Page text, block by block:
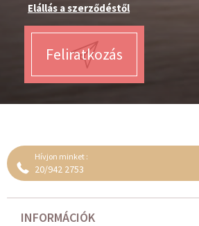
Elállás a szerződéstől
Feliratkozás
Hívjon minket :
20/942 2753
INFORMÁCIÓK